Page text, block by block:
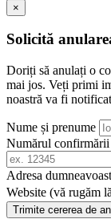
×
Solicită
Doriți să anulați o
mai jos. Veți primi
noastră va fi
Nume și prenume
Numărul
Adresa
Website (vă rugăm
Trimite cererea de